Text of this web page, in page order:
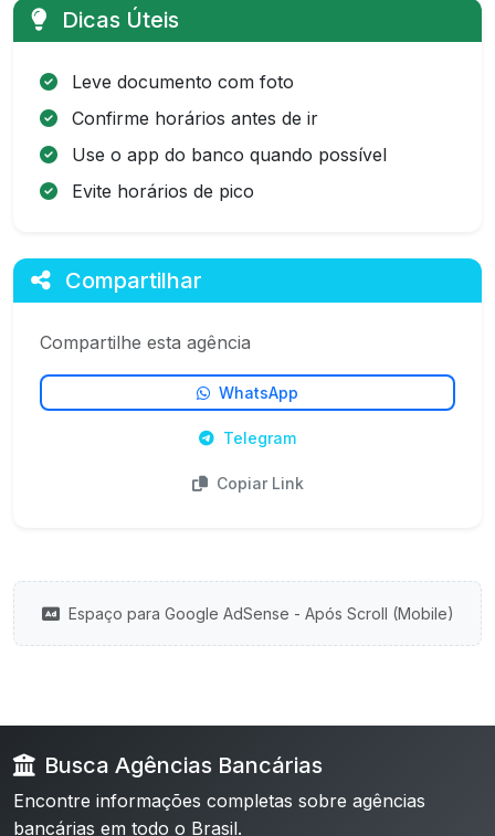
Dicas Úteis
Leve documento com foto
Confirme horários antes de ir
Use o app do banco quando possível
Evite horários de pico
Compartilhar
Compartilhe esta agência
WhatsApp
Telegram
Copiar Link
Espaço para Google AdSense - Após Scroll (Mobile)
Busca Agências Bancárias
Encontre informações completas sobre agências
bancárias em todo o Brasil.